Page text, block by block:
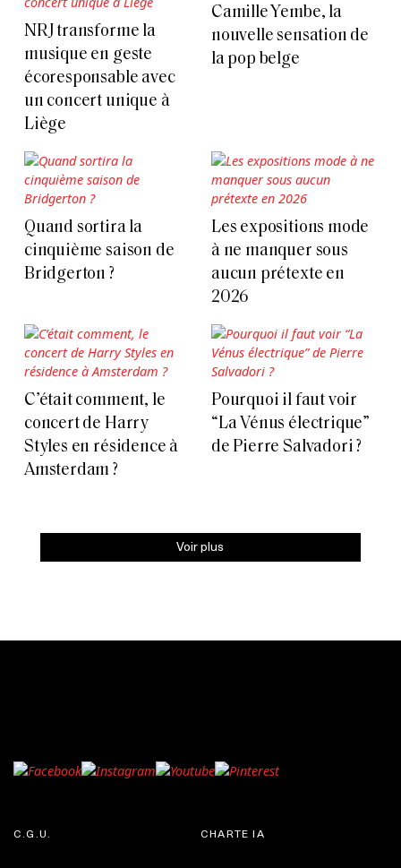
NRJ transforme la
musique en geste
écoresponsable avec
un concert unique à
Liège
Camille Yembe, la
nouvelle sensation de
la pop belge
Quand sortira la
cinquième saison de
Bridgerton ?
Les expositions mode
à ne manquer sous
aucun prétexte en
2026
C’était comment, le
concert de Harry
Styles en résidence à
Amsterdam ?
Pourquoi il faut voir
“La Vénus électrique”
de Pierre Salvadori ?
Voir plus
C.G.U. CHARTE IA